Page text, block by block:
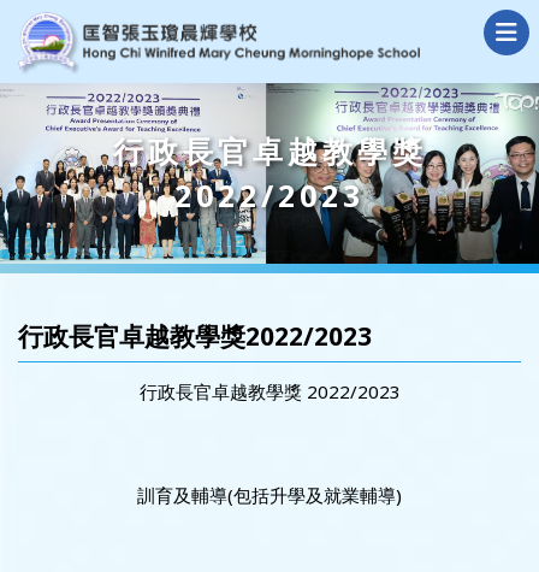
行政長官卓越教學獎
2022/2023
行政長官卓越教學獎2022/2023
行政長官卓越教學獎 2022/2023
訓育及輔導(包括升學及就業輔導)